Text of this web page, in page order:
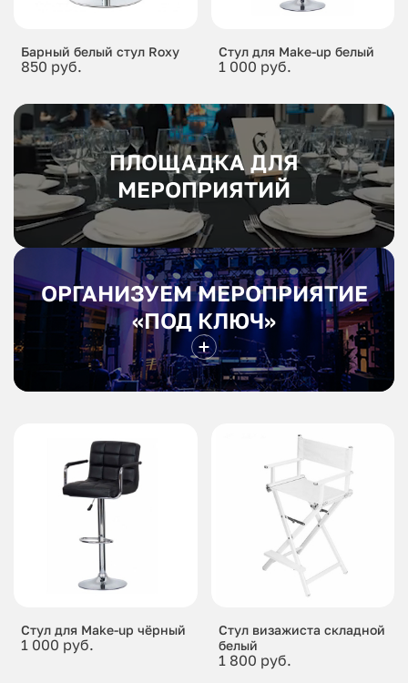
Барный белый стул Roxy
850 руб.
Стул для Make-up белый
1 000 руб.
ПЛОЩАДКА ДЛЯ
МЕРОПРИЯТИЙ
ОРГАНИЗУЕМ МЕРОПРИЯТИЕ
«ПОД КЛЮЧ»
Стул для Make-up чёрный
1 000 руб.
Стул визажиста складной
белый
1 800 руб.